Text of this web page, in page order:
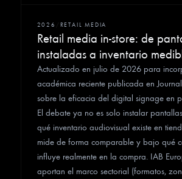
2026 RETAIL MEDIA
Retail media in-store: de
instaladas a inventario
Actualizado en julio de 2026 para
académica reciente publicada en
sobre la eficacia del digital signage en
El debate ya no es solo instalar
qué inventario audiovisual existe en
mide de forma comparable y bajo qué
influye realmente en la compra. IAB
aportan el marco sectorial (formatos,